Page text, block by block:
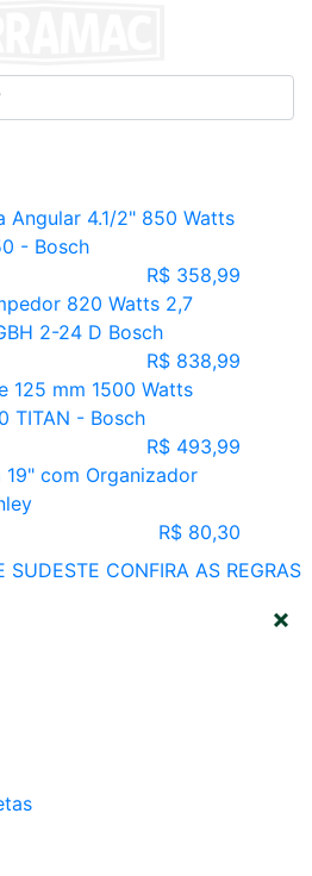
Angular 4.1/2" 850 Watts
- Bosch
R$ 358,99
820 Watts 2,7
2-24 D Bosch
R$ 838,99
125 mm 1500 Watts
TITAN - Bosch
R$ 493,99
19" com Organizador
R$ 80,30
SUDESTE CONFIRA AS REGRAS